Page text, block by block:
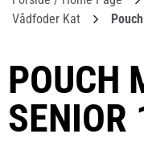
Vådfoder Kat
POUCH
SENIOR